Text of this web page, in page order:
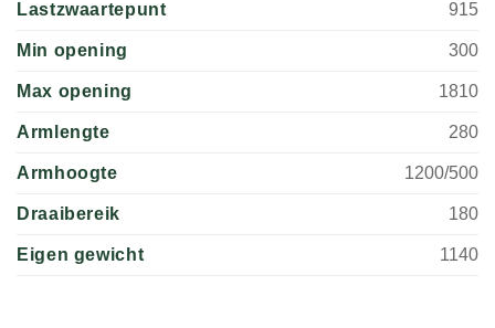
Lastzwaartepunt 915
Min opening 300
Max opening 1810
Armlengte 280
Armhoogte 1200/500
Draaibereik 180
Eigen gewicht 1140